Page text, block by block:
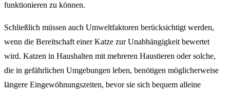
funktionieren zu können.
Schließlich müssen auch Umweltfaktoren berücksichtigt werden,
wenn die Bereitschaft einer Katze zur Unabhängigkeit bewertet
wird. Katzen in Haushalten mit mehreren Haustieren oder solche,
die in gefährlichen Umgebungen leben, benötigen möglicherweise
längere Eingewöhnungszeiten, bevor sie sich bequem alleine